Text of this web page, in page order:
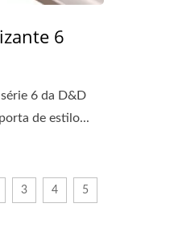
6
6 da D&D
de estilo...
3 4 5